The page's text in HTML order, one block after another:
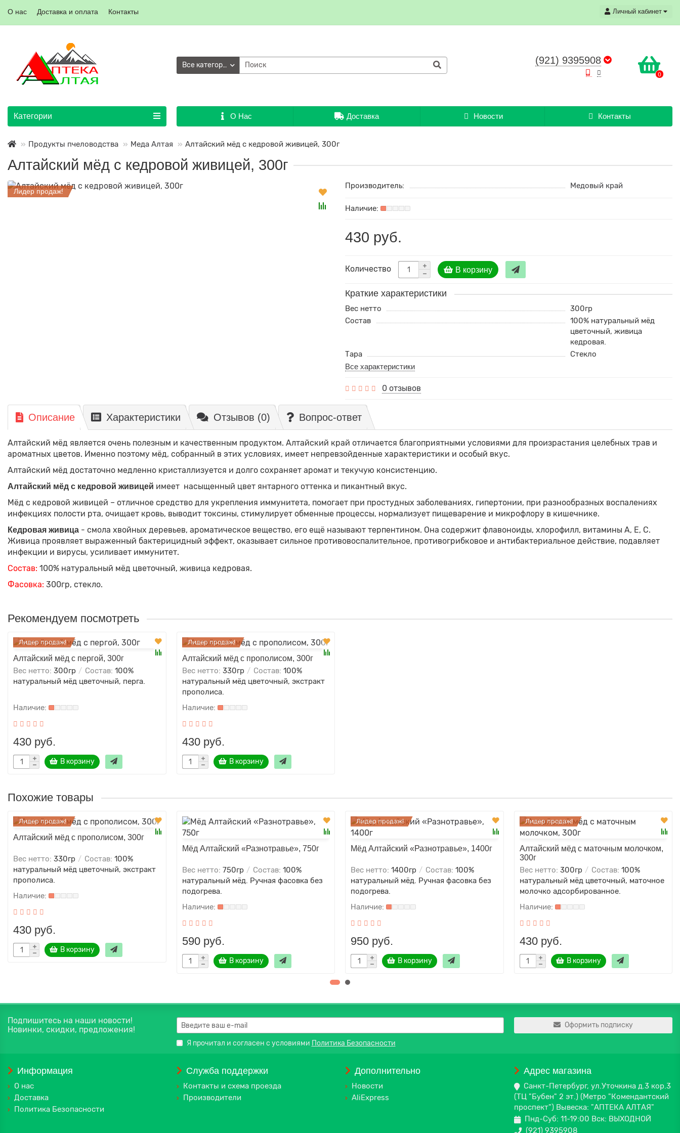
Личный кабинет
О нас Доставка и оплата Контакты
(921) 9395908
0
Все категории
Категории О Нас Доставка Новости Контакты
Продукты пчеловодства Меда Алтая Алтайский мёд с кедровой живицей, 300г
Алтайский мёд с кедровой живицей, 300г
Лидер продаж!
Производитель: Медовый край
430 руб.
Количество В корзину
Краткие характеристики
Вес нетто
300гр
Состав
100% натуральный мёд
цветочный, живица
кедровая.
Тара
Стекло
Все характеристики
0 отзывов
Описание Характеристики Отзывов (0) Вопрос-ответ
Алтайский мёд является очень полезным и качественным продуктом. Алтайский край отличается благоприятными условиями для произрастания целебных трав и
ароматных цветов. Именно поэтому мёд, собранный в этих условиях, имеет непревзойденные характеристики и особый вкус.
Алтайский мёд достаточно медленно кристаллизуется и долго сохраняет аромат и текучую консистенцию.
Алтайский мёд с кедровой живицей имеет насыщенный цвет янтарного оттенка и пикантный вкус.
Мёд с кедровой живицей – отличное средство для укрепления иммунитета, помогает при простудных заболеваниях, гипертонии, при разнообразных воспалениях
инфекциях полости рта, очищает кровь, выводит токсины, стимулирует обменные процессы, нормализует пищеварение и микрофлору в кишечнике.
Кедровая живица - смола хвойных деревьев, ароматическое вещество, его ещё называют терпентином. Она содержит флавоноиды, хлорофилл, витамины А, Е, С.
Живица проявляет выраженный бактерицидный эффект, оказывает сильное противовоспалительное, противогрибковое и антибактериальное действие, подавляет
инфекции и вирусы, усиливает иммунитет.
Состав: 100% натуральный мёд цветочный, живица кедровая.
Фасовка: 300гр, стекло.
Рекомендуем посмотреть
Лидер продаж!
Алтайский мёд с пергой, 300г
Вес нетто: 300гр Состав: 100%
натуральный мёд цветочный, перга.
430 руб.
В корзину
Лидер продаж!
Алтайский мёд с прополисом, 300г
Вес нетто: 330гр Состав: 100%
натуральный мёд цветочный, экстракт
прополиса.
430 руб.
В корзину
Похожие товары
Лидер продаж!
Алтайский мёд с прополисом, 300г
Вес нетто: 330гр Состав: 100%
натуральный мёд цветочный, экстракт
прополиса.
430 руб.
В корзину
Мёд Алтайский «Разнотравье», 750г
Вес нетто: 750гр Состав: 100%
натуральный мёд. Ручная фасовка без
подогрева.
590 руб.
В корзину
Лидер продаж!
Мёд Алтайский «Разнотравье», 1400г
Вес нетто: 1400гр Состав: 100%
натуральный мёд. Ручная фасовка без
подогрева.
950 руб.
В корзину
Лидер продаж!
Алтайский мёд с маточным молочком,
300г
Вес нетто: 300гр Состав: 100%
натуральный мёд цветочный, маточное
молочко адсорбированное.
430 руб.
В корзину
Подпишитесь на наши новости!
Новинки, скидки, предложения!
Я прочитал и согласен с условиями Политика Безопасности
Оформить подписку
Информация
О нас
Доставка
Политика Безопасности
Служба поддержки
Контакты и схема проезда
Производители
Дополнительно
Новости
AliExpress
Адрес магазина
Санкт-Петербург, ул.Уточкина д.3 кор.3
(ТЦ "Бубен" 2 эт.) (Метро "Комендантский
проспект") Вывеска: "АПТЕКА АЛТАЯ"
Пнд-Суб: 11-19:00 Вск: ВЫХОДНОЙ
(921) 9395908